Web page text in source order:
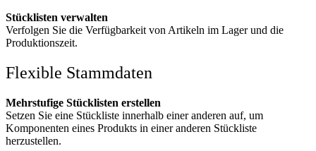
Stücklisten verwalten
Verfolgen Sie die Verfügbarkeit von Artikeln im Lager und die
Produktionszeit.
Flexible Stammdaten
Mehrstufige Stücklisten erstellen
Setzen Sie eine Stückliste innerhalb einer anderen auf, um
Komponenten eines Produkts in einer anderen Stückliste
herzustellen.